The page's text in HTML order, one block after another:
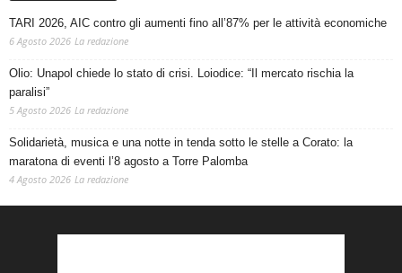
TARI 2026, AIC contro gli aumenti fino all’87% per le attività economiche
6 Agosto 2026 La redazione
Olio: Unapol chiede lo stato di crisi. Loiodice: “Il mercato rischia la
paralisi”
5 Agosto 2026 La redazione
Solidarietà, musica e una notte in tenda sotto le stelle a Corato: la
maratona di eventi l’8 agosto a Torre Palomba
4 Agosto 2026 La redazione